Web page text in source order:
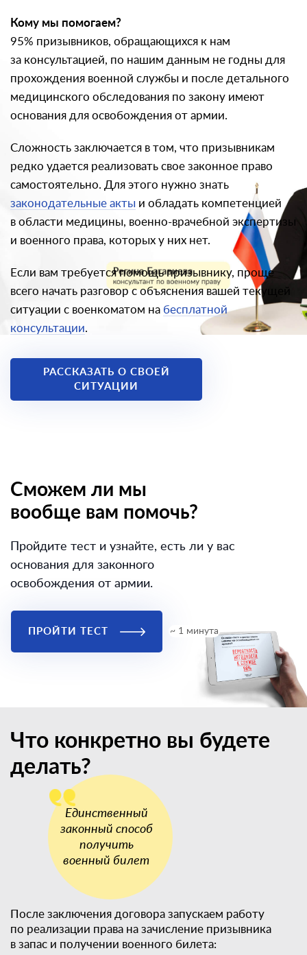
Кому мы помогаем?
95% призывников, обращающихся к нам
за консультацией, по нашим данным не годны для
прохождения военной службы и после детального
медицинского обследования по закону имеют
основания для освобождения от армии.
Сложность заключается в том, что призывникам
редко удается реализовать свое законное право
самостоятельно. Для этого нужно знать
законодательные акты и обладать компетенцией
в области медицины, военно-врачебной экспертизы
и военного права, которых у них нет.
Если вам требуется помощь призывнику, проще
всего начать разговор с объяснения вашей текущей
ситуации с военкоматом на бесплатной
консультации.
РАССКАЗАТЬ О СВОЕЙ
СИТУАЦИИ
Сможем ли мы
вообще вам помочь?
Пройдите тест и узнайте, есть ли у вас
основания для законного
освобождения от армии.
ПРОЙТИ ТЕСТ ~ 1 минута
Что конкретно вы будете
делать?
После заключения договора запускаем работу
по реализации права на зачисление призывника
в запас и получении военного билета: